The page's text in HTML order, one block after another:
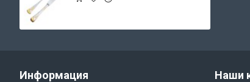
Информация Наши